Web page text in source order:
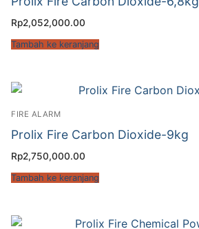
Rp2,052,000.00
Tambah ke keranjang
FIRE ALARM
Prolix Fire Carbon Dioxide-9kg
Rp2,750,000.00
Tambah ke keranjang